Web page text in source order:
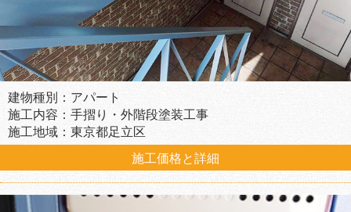
建物種別：アパート
施工内容：手摺り・外階段塗装工事
施工地域：東京都足立区
施工価格と詳細